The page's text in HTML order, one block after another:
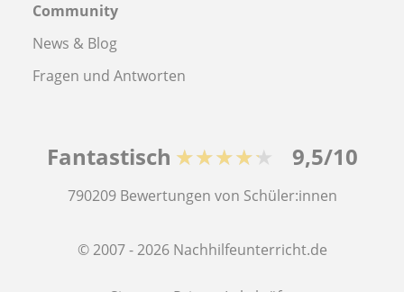
Community
News & Blog
Fragen und Antworten
Fantastisch ★★★★★ 9,5/10
790209 Bewertungen von Schüler:innen
© 2007 - 2026 Nachhilfeunterricht.de